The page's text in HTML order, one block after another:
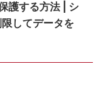
護する方法 | シ
してデータを